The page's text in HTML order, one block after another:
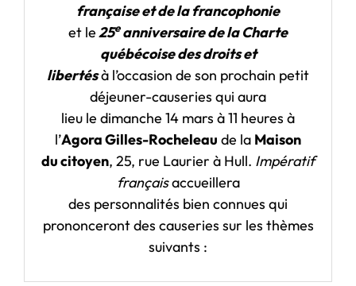
française et de la francophonie
et le25eanniversaire de la Charte
québécoise des droits et
libertésà l’occasion de son prochain petit
déjeuner-causeries qui aura
lieu le dimanche 14 mars à 11 heures à
l’Agora Gilles-Rocheleau de la Maison
du citoyen, 25, rue Laurier à Hull. Impératif
françaisaccueillera
des personnalités bien connues qui
prononceront des causeries sur les thèmes
suivants :